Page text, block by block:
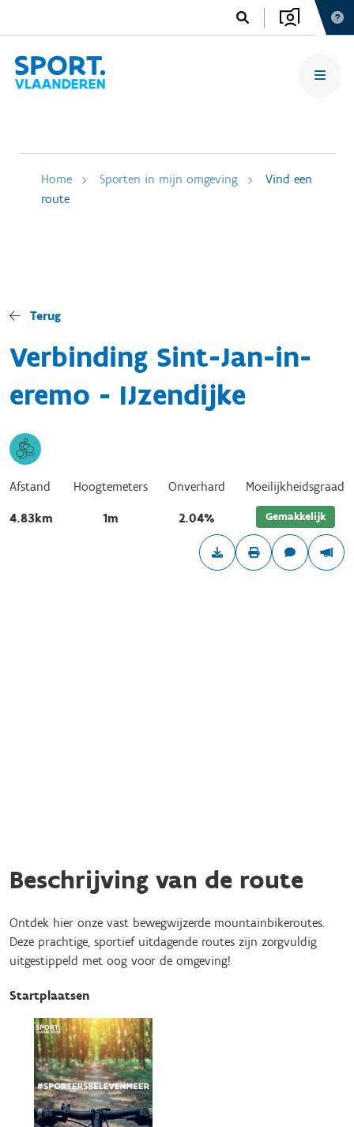
Home Sporten in mijn omgeving
Vind een
route
Terug
Verbinding Sint-Jan-in-
eremo - IJzendijke
Afstand
4.83km
Hoogtemeters
1m
Onverhard
2.04%
Moeilijkheidsgraad
Gemakkelijk
Beschrijving van de route
Ontdek hier onze vast bewegwijzerde mountainbikeroutes.
Deze prachtige, sportief uitdagende routes zijn zorgvuldig
uitgestippeld met oog voor de omgeving!
Startplaatsen